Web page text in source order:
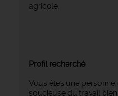
agricole.
Profil recherché
Vous êtes une personne
soucieuse du travail